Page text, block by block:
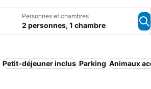
Personnes et chambres
2 personnes, 1 chambre
Petit-déjeuner inclus Parking Animaux